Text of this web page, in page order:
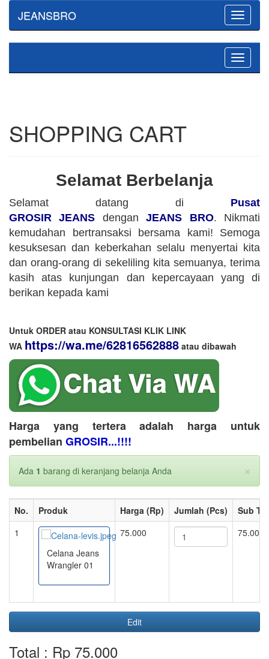
Toggle
JEANSBRO
Toggle
SHOPPING CART
Selamat Berbelanja
Selamat datang di Pusat
GROSIR JEANS denganJEANS BRO. Nikmati
kemudahan bertransaksi bersama kami! Semoga
kesuksesan dan keberkahan selalu menyertai kita
dan orang-orang di sekeliling kita semuanya, terima
kasih atas kunjungan dan kepercayaan yang di
berikan kepada kami
Untuk ORDER atau KONSULTASI KLIK LINK
WA https://wa.me/62816562888 ​ atau dibawah
Harga yang tertera adalah harga untuk
pembelian GROSIR...!!!!
×
Ada 1 barang di keranjang belanja Anda
No. Produk Harga (Rp) Jumlah (Pcs)
Sub
1
Celana Jeans
Wrangler 01
75.000 75.000
Edit
Total : Rp 75.000